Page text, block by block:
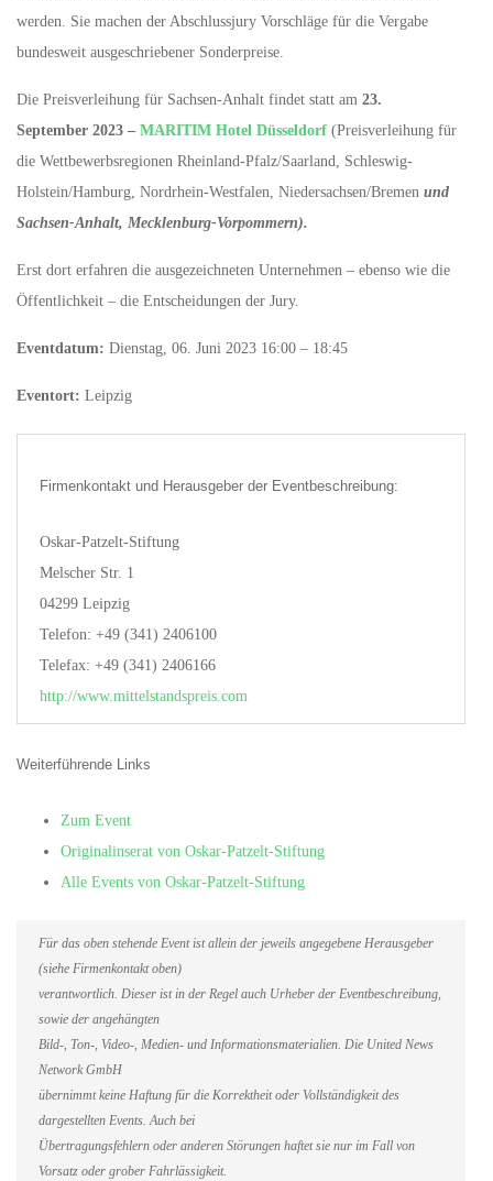
werden. Sie machen der Abschlussjury Vorschläge für die Vergabe
bundesweit ausgeschriebener Sonderpreise.
Die Preisverleihung für Sachsen-Anhalt findet statt am 23.
September 2023 – MARITIM Hotel Düsseldorf (Preisverleihung für
die Wettbewerbsregionen Rheinland-Pfalz/Saarland, Schleswig-
Holstein/Hamburg, Nordrhein-Westfalen, Niedersachsen/Bremen und
Sachsen-Anhalt, Mecklenburg-Vorpommern).
Erst dort erfahren die ausgezeichneten Unternehmen – ebenso wie die
Öffentlichkeit – die Entscheidungen der Jury.
Eventdatum: Dienstag, 06. Juni 2023 16:00 – 18:45
Eventort: Leipzig
Firmenkontakt und Herausgeber der Eventbeschreibung:
Oskar-Patzelt-Stiftung
Melscher Str. 1
04299 Leipzig
Telefon: +49 (341) 2406100
Telefax: +49 (341) 2406166
http://www.mittelstandspreis.com
Weiterführende Links
Zum Event
Originalinserat von Oskar-Patzelt-Stiftung
Alle Events von Oskar-Patzelt-Stiftung
Für das oben stehende Event ist allein der jeweils angegebene Herausgeber
(siehe Firmenkontakt oben)
verantwortlich. Dieser ist in der Regel auch Urheber der Eventbeschreibung,
sowie der angehängten
Bild-, Ton-, Video-, Medien- und Informationsmaterialien. Die United News
Network GmbH
übernimmt keine Haftung für die Korrektheit oder Vollständigkeit des
dargestellten Events. Auch bei
Übertragungsfehlern oder anderen Störungen haftet sie nur im Fall von
Vorsatz oder grober Fahrlässigkeit.